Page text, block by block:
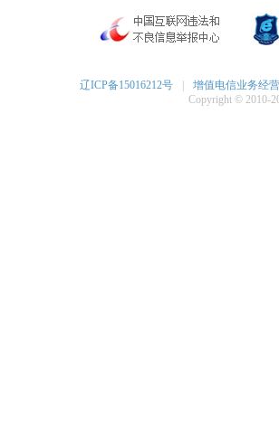
辽ICP备15016212号
增值电信业务经
Copyright © 2010-